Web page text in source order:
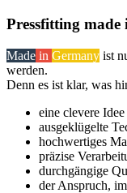
Pressfitting
Made in Germany ist
werden.
Denn es ist klar, was
eine clevere Idee
ausgeklügelte
hochwertiges
präzise
durchgängige
der Anspruch,